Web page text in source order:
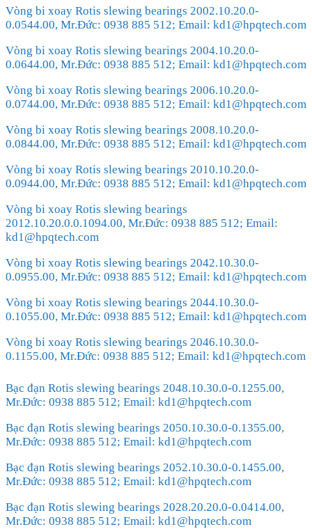
Vòng bi xoay Rotis slewing bearings 2002.10.20.0-
0.0544.00, Mr.Đức: 0938 885 512; Email: kd1@hpqtech.com
Vòng bi xoay Rotis slewing bearings 2004.10.20.0-
0.0644.00, Mr.Đức: 0938 885 512; Email: kd1@hpqtech.com
Vòng bi xoay Rotis slewing bearings 2006.10.20.0-
0.0744.00, Mr.Đức: 0938 885 512; Email: kd1@hpqtech.com
Vòng bi xoay Rotis slewing bearings 2008.10.20.0-
0.0844.00, Mr.Đức: 0938 885 512; Email: kd1@hpqtech.com
Vòng bi xoay Rotis slewing bearings 2010.10.20.0-
0.0944.00, Mr.Đức: 0938 885 512; Email: kd1@hpqtech.com
Vòng bi xoay Rotis slewing bearings
2012.10.20.0.0.1094.00, Mr.Đức: 0938 885 512; Email:
kd1@hpqtech.com
Vòng bi xoay Rotis slewing bearings 2042.10.30.0-
0.0955.00, Mr.Đức: 0938 885 512; Email: kd1@hpqtech.com
Vòng bi xoay Rotis slewing bearings 2044.10.30.0-
0.1055.00, Mr.Đức: 0938 885 512; Email: kd1@hpqtech.com
Vòng bi xoay Rotis slewing bearings 2046.10.30.0-
0.1155.00, Mr.Đức: 0938 885 512; Email: kd1@hpqtech.com
Bạc đạn Rotis slewing bearings 2048.10.30.0-0.1255.00,
Mr.Đức: 0938 885 512; Email: kd1@hpqtech.com
Bạc đạn Rotis slewing bearings 2050.10.30.0-0.1355.00,
Mr.Đức: 0938 885 512; Email: kd1@hpqtech.com
Bạc đạn Rotis slewing bearings 2052.10.30.0-0.1455.00,
Mr.Đức: 0938 885 512; Email: kd1@hpqtech.com
Bạc đạn Rotis slewing bearings 2028.20.20.0-0.0414.00,
Mr.Đức: 0938 885 512; Email: kd1@hpqtech.com